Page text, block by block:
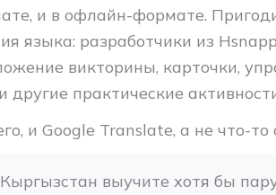
и в офлайн-формате.
языка: разработчики из
викторины, карточки,
другие практические
и Google Translate, а не что-то
выучите хотя бы